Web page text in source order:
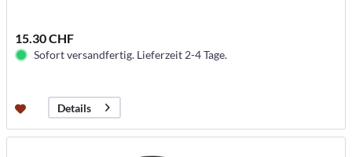
15.30 CHF
Sofort versandfertig. Lieferzeit 2-4 Tage.
Details